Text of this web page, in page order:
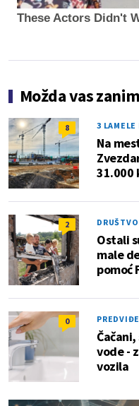
These Actors Didn't
Možda vas
8 3
Na
31.000
2 DRUŠTVO
Ostali
male
pomoć
0
vode -
vozila